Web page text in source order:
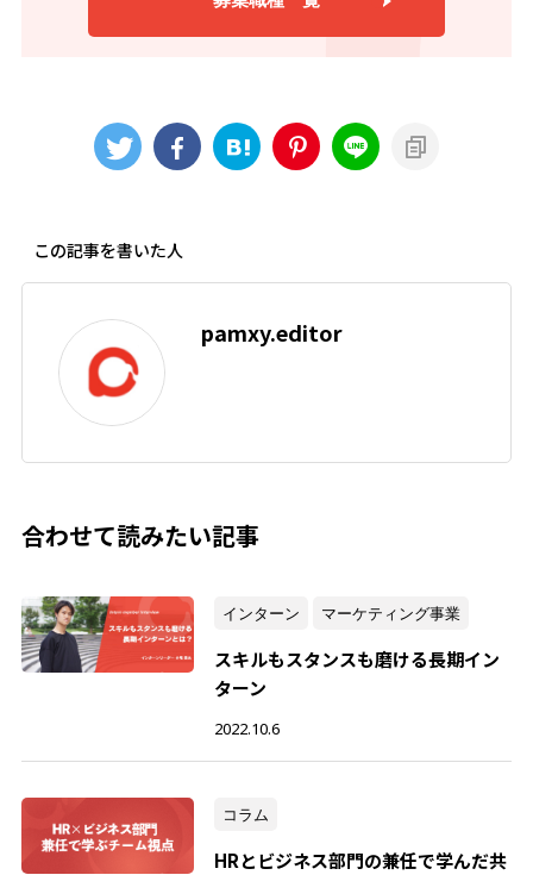
この記事を書いた人
pamxy.editor
合わせて読みたい記事
インターン マーケティング事業
スキルもスタンスも磨ける長期イン
ターン
2022.10.6
コラム
HRとビジネス部門の兼任で学んだ共